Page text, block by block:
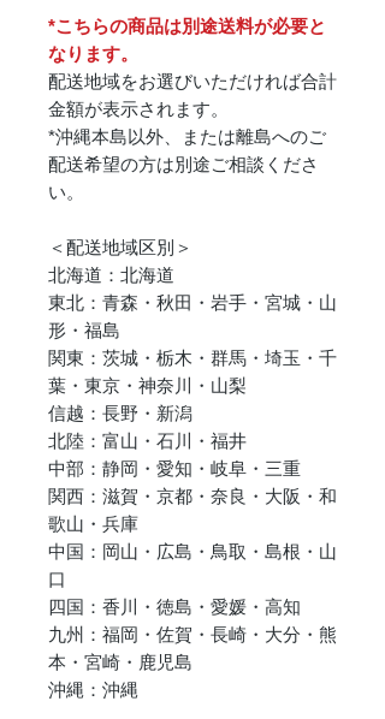
*こちらの商品は別途送料が必要と
なります。
配送地域をお選びいただければ合計
金額が表示されます。
*沖縄本島以外、または離島へのご
配送希望の方は別途ご相談くださ
い。
＜配送地域区別＞
北海道：北海道
東北：青森・秋田・岩手・宮城・山
形・福島
関東：茨城・栃木・群馬・埼玉・千
葉・東京・神奈川・山梨
信越：長野・新潟
北陸：富山・石川・福井
中部：静岡・愛知・岐阜・三重
関西：滋賀・京都・奈良・大阪・和
歌山・兵庫
中国：岡山・広島・鳥取・島根・山
口
四国：香川・徳島・愛媛・高知
九州：福岡・佐賀・長崎・大分・熊
本・宮崎・鹿児島
沖縄：沖縄